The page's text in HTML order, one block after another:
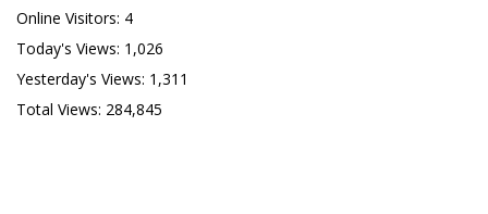
Online Visitors: 4
Today's Views: 1,026
Yesterday's Views: 1,311
Total Views: 284,845